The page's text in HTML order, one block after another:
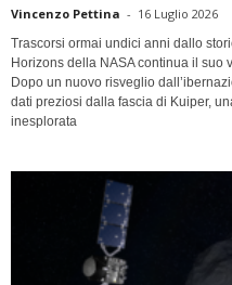
Vincenzo Pettina - 16 Luglio 2026
Trascorsi ormai undici anni dallo
Horizons della NASA continua il suo
Dopo un nuovo risveglio
dati preziosi dalla fascia di Kuiper,
inesplorata